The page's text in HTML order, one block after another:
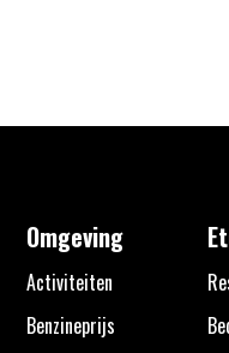
Omgeving
Activiteiten
Benzineprijs